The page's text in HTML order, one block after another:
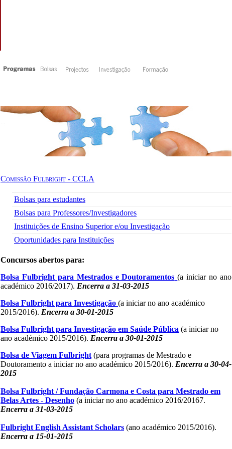
Comissão Fulbright - CCLA
Bolsas para estudantes
Bolsas para Professores/Investigadores
Instituições de Ensino Superior e/ou Investigação
Oportunidades para Instituições
Concursos abertos para:
Bolsa Fulbright para Mestrados e Doutoramentos (a iniciar no ano
académico 2016/2017). Encerra a 31-03-2015
Bolsa Fulbright para Investigação (a iniciar no ano académico
2015/2016). Encerra a 30-01-2015
Bolsa Fulbright para Investigação em Saúde Pública (a iniciar no
ano académico 2015/2016). Encerra a 30-01-2015
Bolsa de Viagem Fulbright (para programas de Mestrado e
Doutoramento a iniciar no ano académico 2015/2016). Encerra a 30-04-
2015
Bolsa Fulbright / Fundação Carmona e Costa para Mestrado em
Belas Artes - Desenho (a iniciar no ano académico 2016/20167.
Encerra a 31-03-2015
Fulbright English Assistant Scholars (ano académico 2015/2016).
Encerra a 15-01-2015